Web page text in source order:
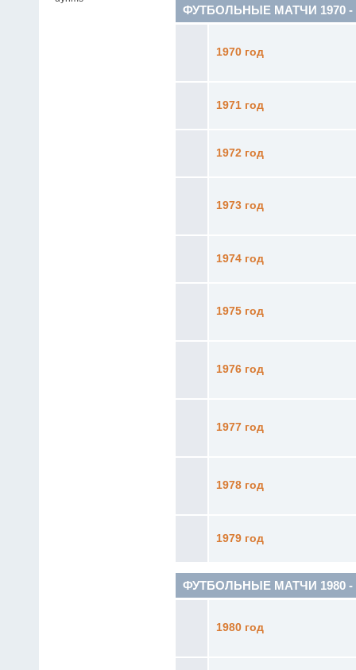
ФУТБОЛЬНЫЕ МАТЧИ 1970 -
1970 год
1971 год
1972 год
1973 год
1974 год
1975 год
1976 год
1977 год
1978 год
1979 год
ФУТБОЛЬНЫЕ МАТЧИ 1980 -
1980 год